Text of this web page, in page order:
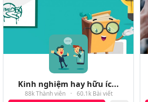
Kinh nghiệm hay hữu íc...
88k Thành viên · 60.1k Bài viết